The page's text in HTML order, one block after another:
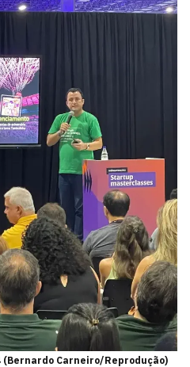
(Bernardo Carneiro/Reprodução)